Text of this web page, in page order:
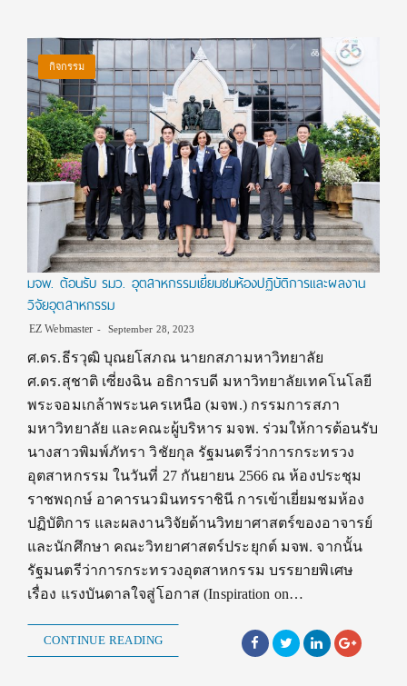
กิจกรรม
มจพ. ต้อนรับ รมว. อุตสาหกรรมเยี่ยมชมห้องปฏิบัติการและผลงาน
วิจัยอุตสาหกรรม
EZ Webmaster September 28, 2023
ศ.ดร.ธีรวุฒิ บุณยโสภณ นายกสภามหาวิทยาลัย
ศ.ดร.สุชาติ เซี่ยงฉิน อธิการบดี มหาวิทยาลัยเทคโนโลยี
พระจอมเกล้าพระนครเหนือ (มจพ.) กรรมการสภา
มหาวิทยาลัย และคณะผู้บริหาร มจพ. ร่วมให้การต้อนรับ
นางสาวพิมพ์ภัทรา วิชัยกุล รัฐมนตรีว่าการกระทรวง
อุตสาหกรรม ในวันที่ 27 กันยายน 2566 ณ ห้องประชุม
ราชพฤกษ์ อาคารนวมินทรราชินี การเข้าเยี่ยมชมห้อง
ปฏิบัติการ และผลงานวิจัยด้านวิทยาศาสตร์ของอาจารย์
และนักศึกษา คณะวิทยาศาสตร์ประยุกต์ มจพ. จากนั้น
รัฐมนตรีว่าการกระทรวงอุตสาหกรรม บรรยายพิเศษ
เรื่อง แรงบันดาลใจสู่โอกาส (Inspiration on…
CONTINUE READING